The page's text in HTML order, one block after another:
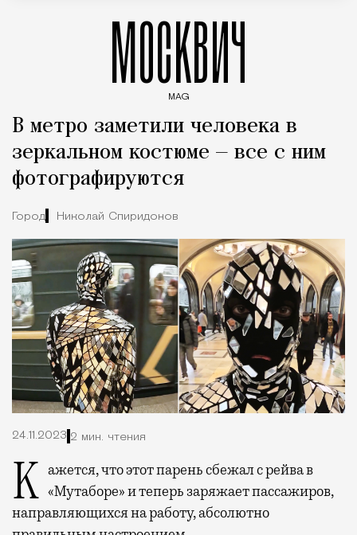
МОСКВИЧ
MAG
В метро заметили человека в
зеркальном костюме — все с ним
фотографируются
Город Николай Спиридонов
24.11.2023 2 мин. чтения
Кажется, что этот парень сбежал с рейва в «Мутаборе» и теперь заряжает пассажиров,
направляющихся на работу, абсолютно